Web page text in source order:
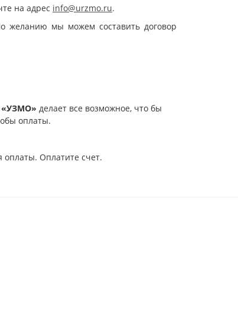
на адрес info@urzmo.ru.
желанию мы можем составить договор
«УЗМО» делает все возможное, что бы
оплаты.
Оплатите счет.